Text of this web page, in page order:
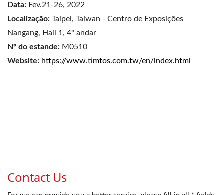
Data: Fev.21-26, 2022
Localização: Taipei, Taiwan - Centro de Exposições
Nangang, Hall 1, 4º andar
Nº do estande: M0510
Website: https://www.timtos.com.tw/en/index.html